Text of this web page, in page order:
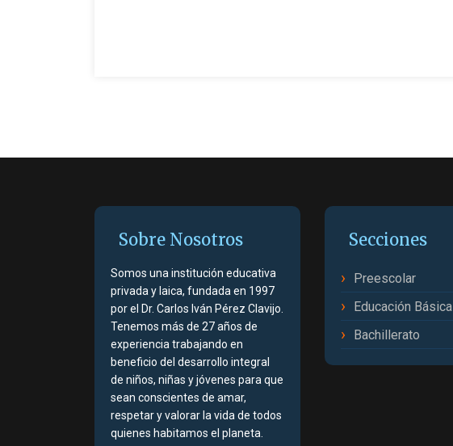
Sobre Nosotros
Somos una institución educativa
privada y laica, fundada en 1997
por el Dr. Carlos Iván Pérez Clavijo.
Tenemos más de 27 años de
experiencia trabajando en
beneficio del desarrollo integral
de niños, niñas y jóvenes para que
sean conscientes de amar,
respetar y valorar la vida de todos
quienes habitamos el planeta.
Secciones
Preescolar
Educación Básica
Bachillerato